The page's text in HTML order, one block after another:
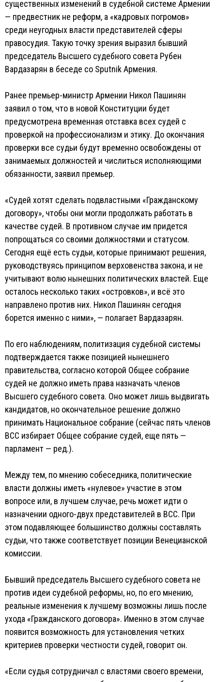
существенных изменений в судебной системе Армении
— предвестник не реформ, а «кадровых погромов»
среди неугодных власти представителей сферы
правосудия. Такую точку зрения выразил бывший
председатель Высшего судебного совета Рубен
Вардазарян в беседе со Sputnik Армения.
Ранее премьер-министр Армении Никол Пашинян
заявил о том, что в новой Конституции будет
предусмотрена временная отставка всех судей с
проверкой на профессионализм и этику. До окончания
проверки все судьи будут временно освобождены от
занимаемых должностей и числиться исполняющими
обязанности, заявил премьер.
«Судей хотят сделать подвластными «Гражданскому
договору», чтобы они могли продолжать работать в
качестве судей. В противном случае им придется
попрощаться со своими должностями и статусом.
Сегодня ещё есть судьи, которые принимают решения,
руководствуясь принципом верховенства закона, и не
учитывают волю нынешних политических властей. Еще
осталось несколько таких «островков», и всё это
направлено против них. Никол Пашинян сегодня
борется именно с ними», — полагает Вардазарян.
По его наблюдениям, политизация судебной системы
подтверждается также позицией нынешнего
правительства, согласно которой Общее собрание
судей не должно иметь права назначать членов
Высшего судебного совета. Оно может лишь выдвигать
кандидатов, но окончательное решение должно
принимать Национальное собрание (сейчас пять членов
ВСС избирает Общее собрание судей, еще пять —
парламент — ред.).
Между тем, по мнению собеседника, политические
власти должны иметь «нулевое» участие в этом
вопросе или, в лучшем случае, речь может идти о
назначении одного-двух представителей в ВСС. При
этом подавляющее большинство должны составлять
судьи, что также соответствует позиции Венецианской
комиссии.
Бывший председатель Высшего судебного совета не
против идеи судебной реформы, но, по его мнению,
реальные изменения к лучшему возможны лишь после
ухода «Гражданского договора». Именно в этом случае
появится возможность для установления четких
критериев проверки честности судей, говорит он.
«Если судья сотрудничал с властями своего времени,